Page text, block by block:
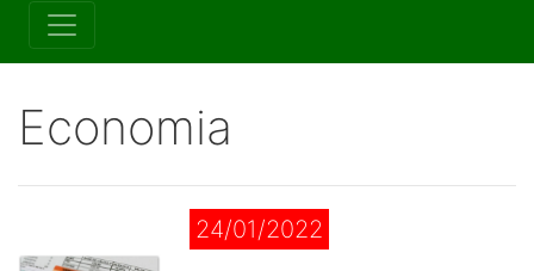
Economia
24/01/2022